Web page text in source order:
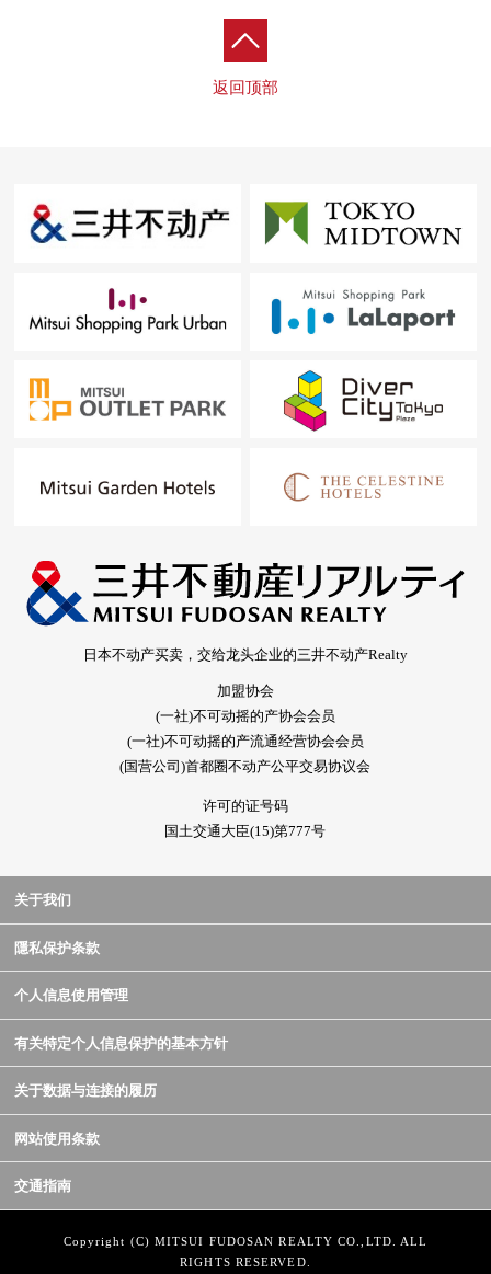
━━━━━━━━━━━━━━━・・・・・
○ JR山手线、京浜东北线、横须贺线、东海道线、京急本
○ 都营浅草线"高轮台"车站步行12分钟
○ JR山手线、埼京线、湘南新宿线、东京临海高速铁
返回顶部
日本不动产买卖，交给龙头企业的三井不动产Realty
加盟协会
(一社)不可动摇的产协会会员
(一社)不可动摇的产流通经营协会会员
(国营公司)首都圈不动产公平交易协议会
许可的证号码
国土交通大臣(15)第777号
关于我们
隱私保护条款
个人信息使用管理
有关特定个人信息保护的基本方针
关于数据与连接的履历
网站使用条款
交通指南
Copyright (C) MITSUI FUDOSAN REALTY CO.,LTD. ALL
RIGHTS RESERVED.